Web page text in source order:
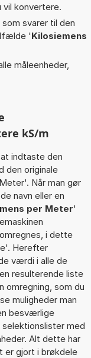
konvertere.
svarer til den
'Kilosiemens
måleenheder,
kS/m
indtaste den
den originale
Når man gør
navn eller en
per Meter'
i dette
Herefter
værdi i alle de
resulterende liste
omregning, som du
muligheder man
besværlige
med
Alt dette har
er gjort i brøkdele